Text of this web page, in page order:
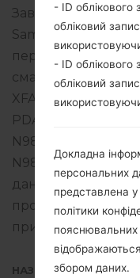
Завантажте
Samsung Galaxy
перевірити, чи
смартфона
XFA для SOUTH
PDA версією
даної прошивки
про те, як
пристроях
НАЗВА ФАЙЛУ
- ID облікового
обліковий
- ID облікового
обліковий
Докладна
персональних
представлена у
політики
пояснювальних
збором даних.